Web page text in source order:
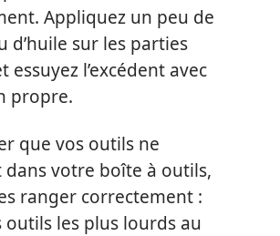
Appliquez un peu de
d’huile sur les parties
essuyez l’excédent avec
propre.
que vos outils ne
dans votre boîte à outils,
ranger correctement :
outils les plus lourds au